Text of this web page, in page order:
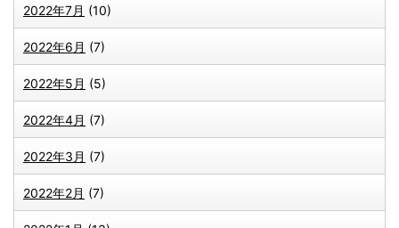
2022年7月 (10)
2022年6月 (7)
2022年5月 (5)
2022年4月 (7)
2022年3月 (7)
2022年2月 (7)